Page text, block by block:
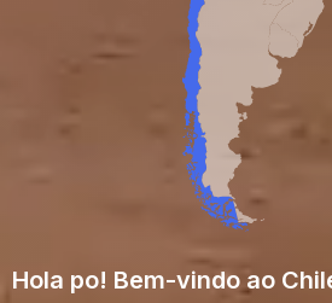
Hola po! Bem-vindo ao